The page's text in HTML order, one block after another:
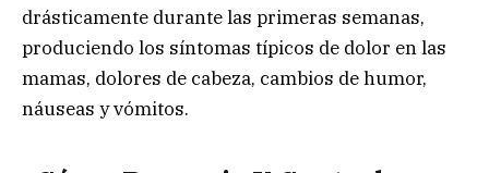
drásticamente durante las primeras semanas,
produciendo los síntomas típicos de dolor en las
mamas, dolores de cabeza, cambios de humor,
náuseas y vómitos.